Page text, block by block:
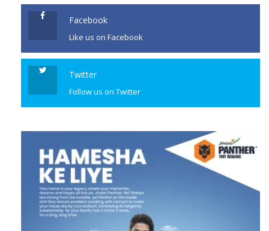
Facebook
Like us on Facebook
Twitter
Follow us on Twitter